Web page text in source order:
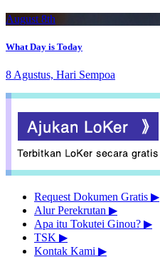
August 8th
What Day is Today
8 Agustus, Hari Sempoa
Request Dokumen Gratis ▶︎
Alur Perekrutan ▶︎
Apa itu Tokutei Ginou? ▶︎
TSK ▶︎
Kontak Kami ▶︎